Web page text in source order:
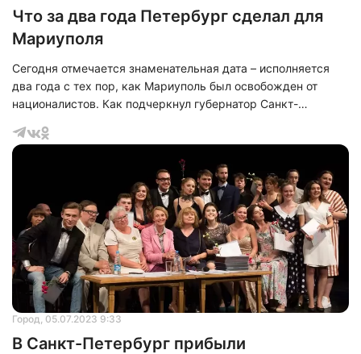
Что за два года Петербург сделал для
Мариуполя
Сегодня отмечается знаменательная дата – исполняется
два года с тех пор, как Мариуполь был освобожден от
националистов. Как подчеркнул губернатор Санкт-
его жителей навсегда высечен в летописи новейшей
истории России.
Город, 05.07.2023 9:33
В Санкт-Петербург прибыли